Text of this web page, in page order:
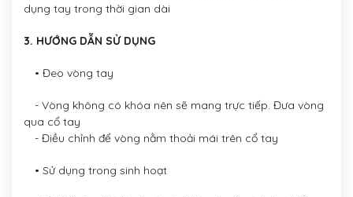
dụng tay trong thời gian dài
3. HƯỚNG DẪN SỬ DỤNG
• Đeo vòng tay
- Vòng không có khóa nên sẽ mang trực tiếp. Đưa vòng
qua cổ tay
- Điều chỉnh để vòng nằm thoải mái trên cổ tay
• Sử dụng trong sinh hoạt